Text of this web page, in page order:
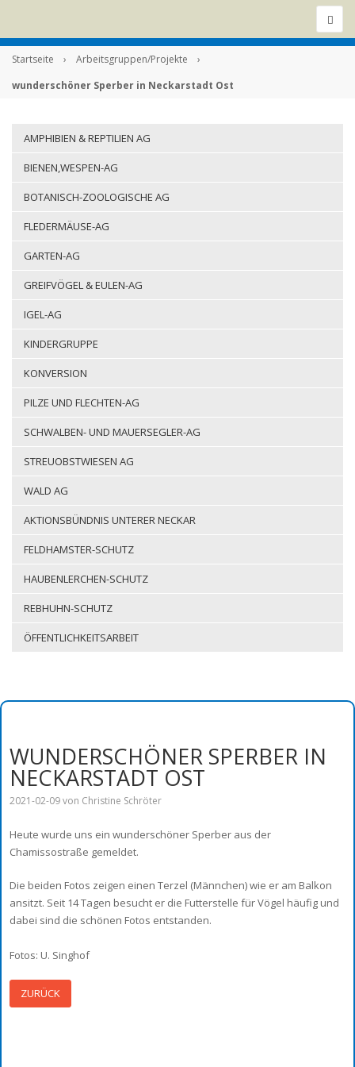
Startseite › Arbeitsgruppen/Projekte
›
wunderschöner Sperber in Neckarstadt Ost
AMPHIBIEN & REPTILIEN AG
BIENEN,WESPEN-AG
BOTANISCH-ZOOLOGISCHE AG
FLEDERMÄUSE-AG
GARTEN-AG
GREIFVÖGEL & EULEN-AG
IGEL-AG
KINDERGRUPPE
KONVERSION
PILZE UND FLECHTEN-AG
SCHWALBEN- UND MAUERSEGLER-AG
STREUOBSTWIESEN AG
WALD AG
AKTIONSBÜNDNIS UNTERER NECKAR
FELDHAMSTER-SCHUTZ
HAUBENLERCHEN-SCHUTZ
REBHUHN-SCHUTZ
ÖFFENTLICHKEITSARBEIT
WUNDERSCHÖNER SPERBER IN
NECKARSTADT OST
2021-02-09von Christine Schröter
Heute wurde uns ein wunderschöner Sperber aus der
Chamissostraße gemeldet.
Die beiden Fotos zeigen einen Terzel (Männchen) wie er am Balkon
ansitzt. Seit 14 Tagen besucht er die Futterstelle für Vögel häufig und
dabei sind die schönen Fotos entstanden.
Fotos: U. Singhof
ZURÜCK